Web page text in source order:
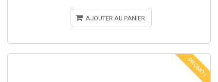
AJOUTER AU PANIER
PROMO !